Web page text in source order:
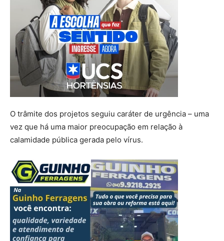
O trâmite dos projetos seguiu caráter de urgência – uma
vez que há uma maior preocupação em relação à
calamidade pública gerada pelo vírus.